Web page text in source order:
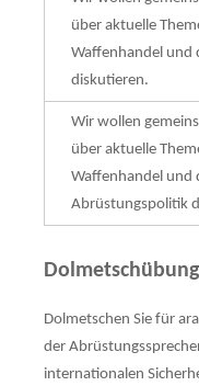
über aktuelle
Waffenhandel und
diskutieren.
Wir wollen
über aktuelle
Waffenhandel und
Abrüstungspolitik
Dolmetschen Sie für
der
internationalen